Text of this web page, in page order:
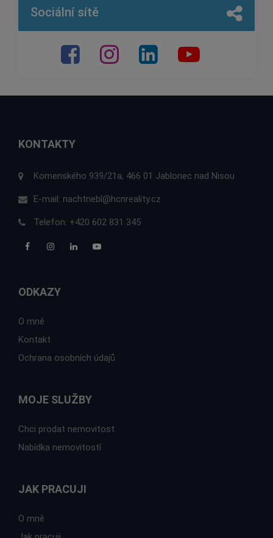
Sociální sítě
KONTAKTY
Komenského 939/21a, 466 01 Jablonec nad Nisou
E-mail: nachtnebl@hcnreality.cz
Telefon: +420 602 831 345
ODKAZY
O mně
Kontakt
Ochrana osobních údajů
MOJE SLUŽBY
Chci prodat nemovitost
Nabídka nemovitostí
JAK PRACUJI
O mně